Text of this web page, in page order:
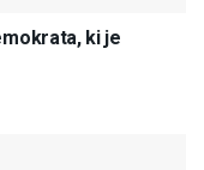
ki je